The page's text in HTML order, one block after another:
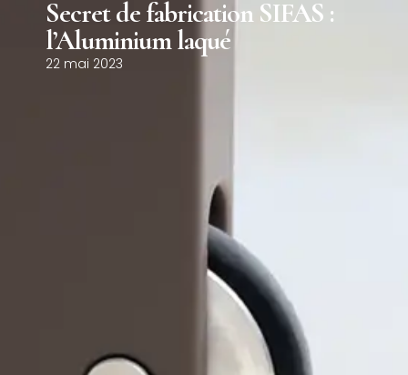
Secret de fabrication SIFAS :
l’Aluminium laqué
22 mai 2023